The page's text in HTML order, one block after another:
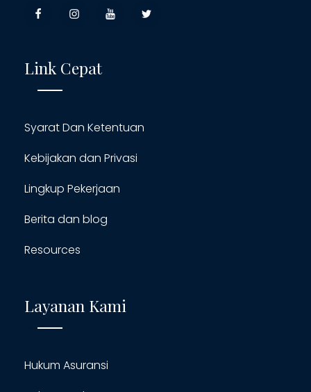
Link Cepat
Syarat Dan Ketentuan
Kebijakan dan Privasi
Lingkup Pekerjaan
Berita dan blog
Resources
Layanan Kami
Hukum Asuransi